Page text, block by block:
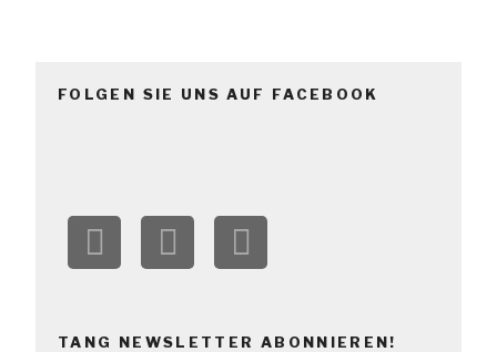
FOLGEN SIE UNS AUF FACEBOOK
TANG NEWSLETTER ABONNIEREN!